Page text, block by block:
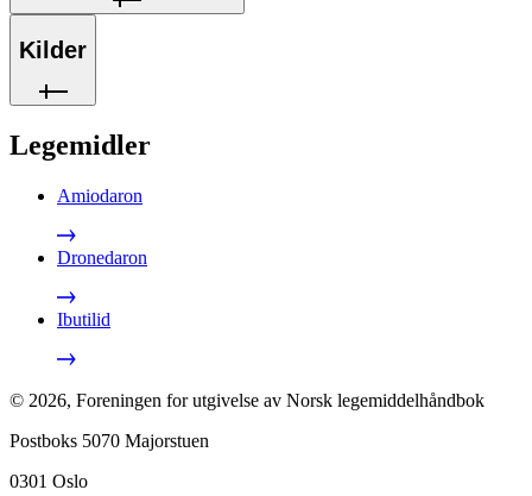
Kilder
Legemidler
Amiodaron
Dronedaron
Ibutilid
© 2026, Foreningen for utgivelse av Norsk legemiddelhåndbok
Postboks 5070 Majorstuen
0301 Oslo